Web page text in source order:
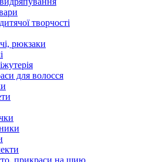
творчості
рюкзаки
для волосся
прикраси на шию